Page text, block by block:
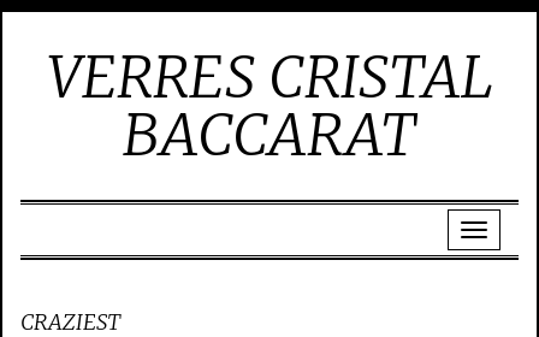
VERRES CRISTAL
BACCARAT
CRAZIEST